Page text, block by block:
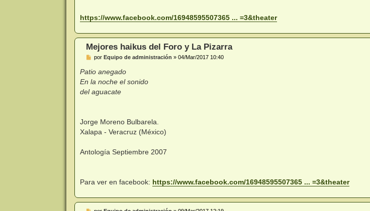
https://www.facebook.com/16948595507365 ... =3&theater
Mejores haikus del Foro y La Pizarra
M
n
s
a
e
por Equipo de administración » 04/Mar/2017 10:40
Patio anegado
En la noche el sonido
del aguacate
Jorge Moreno Bulbarela.
Xalapa - Veracruz (México)
Antología Septiembre 2007
Para ver en facebook: https://www.facebook.com/16948595507365 ... =3&theater